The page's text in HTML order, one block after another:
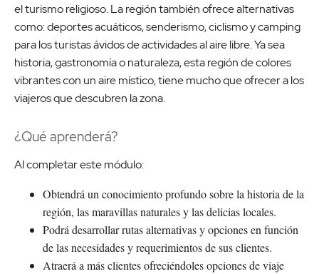
el turismo religioso. La región también ofrece alternativas
como: deportes acuáticos, senderismo, ciclismo y camping
para los turistas ávidos de actividades al aire libre. Ya sea
historia, gastronomía o naturaleza, esta región de colores
vibrantes con un aire místico, tiene mucho que ofrecer a los
viajeros que descubren la zona.
¿Qué aprenderá?
Al completar este módulo:
Obtendrá un conocimiento profundo sobre la historia de la
región, las maravillas naturales y las delicias locales.
Podrá desarrollar rutas alternativas y opciones en función
de las necesidades y requerimientos de sus clientes.
Atraerá a más clientes ofreciéndoles opciones de viaje